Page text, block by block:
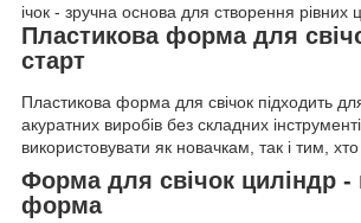
ічок - зручна основа для створення рівних
Пластикова форма для
старт
Пластикова форма для свічок підходить
акуратних виробів без складних
використовувати як новачкам, так і тим,
Форма для свічок циліндр -
форма